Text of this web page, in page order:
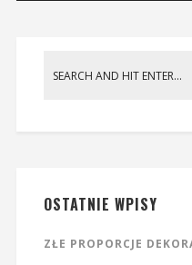
OSTATNIE WPISY
ZŁE PROPORCJE